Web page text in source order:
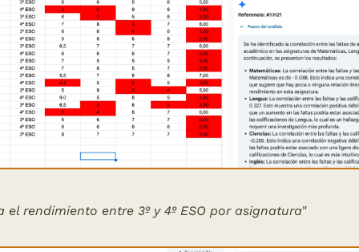
el rendimiento entre 3º y 4º ESO por asignatura"